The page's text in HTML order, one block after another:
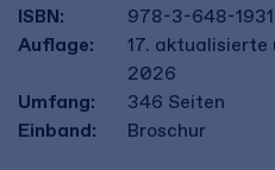
ISBN:
978-3-648-
Auflage:
17.
2026
Umfang:
346 Seiten
Einband:
Broschur